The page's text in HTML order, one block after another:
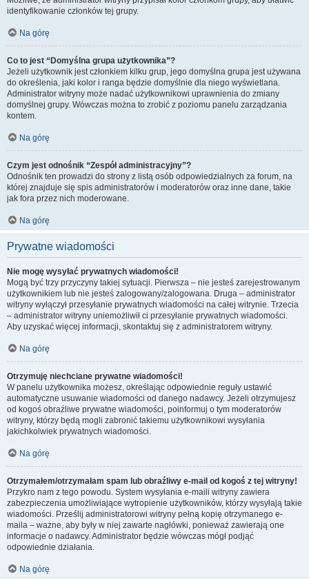
identyfikowanie członków tej grupy.
Na górę
Co to jest “Domyślna grupa użytkownika”?
Jeżeli użytkownik jest członkiem kilku grup, jego domyślna grupa jest używana
do określenia, jaki kolor i ranga będzie domyślnie dla niego wyświetlana.
Administrator witryny może nadać użytkownikowi uprawnienia do zmiany
domyślnej grupy. Wówczas można to zrobić z poziomu panelu zarządzania
kontem.
Na górę
Czym jest odnośnik “Zespół administracyjny”?
Odnośnik ten prowadzi do strony z listą osób odpowiedzialnych za forum, na
której znajduje się spis administratorów i moderatorów oraz inne dane, takie
jak fora przez nich moderowane.
Na górę
Prywatne wiadomości
Nie mogę wysyłać prywatnych wiadomości!
Mogą być trzy przyczyny takiej sytuacji. Pierwsza – nie jesteś zarejestrowanym
użytkownikiem lub nie jesteś zalogowany/zalogowana. Druga – administrator
witryny wyłączył przesyłanie prywatnych wiadomości na całej witrynie. Trzecia
– administrator witryny uniemożliwił ci przesyłanie prywatnych wiadomości.
Aby uzyskać więcej informacji, skontaktuj się z administratorem witryny.
Na górę
Otrzymuję niechciane prywatne wiadomości!
W panelu użytkownika możesz, określając odpowiednie reguły ustawić
automatyczne usuwanie wiadomości od danego nadawcy. Jeżeli otrzymujesz
od kogoś obraźliwe prywatne wiadomości, poinformuj o tym moderatorów
witryny, którzy będą mogli zabronić takiemu użytkownikowi wysyłania
jakichkolwiek prywatnych wiadomości.
Na górę
Otrzymałem/otrzymałam spam lub obraźliwy e-mail od kogoś z tej witryny!
Przykro nam z tego powodu. System wysyłania e-maili witryny zawiera
zabezpieczenia umożliwiające wytropienie użytkowników, którzy wysyłają takie
wiadomości. Prześlij administratorowi witryny pełną kopię otrzymanego e-
maila – ważne, aby były w niej zawarte nagłówki, ponieważ zawierają one
informacje o nadawcy. Administrator będzie wówczas mógł podjąć
odpowiednie działania.
Na górę